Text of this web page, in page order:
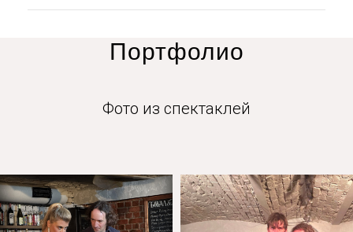
Портфолио
Фото из спектаклей